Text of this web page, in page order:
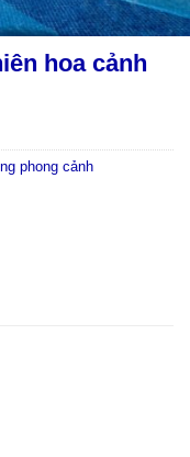
hoa cảnh
phong cảnh